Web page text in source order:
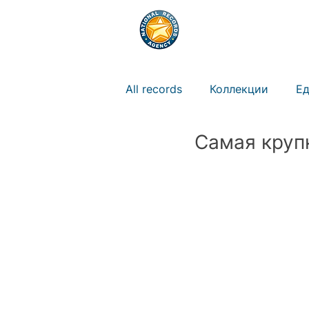
All records Коллекции
Природа Животные
Самая